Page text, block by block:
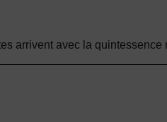
arrivent avec la